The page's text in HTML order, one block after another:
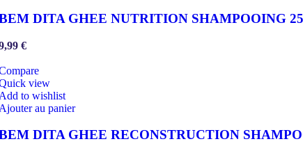
DITA GHEE NUTRITION SHAMPOOING
€
view
to wishlist
au panier
DITA GHEE RECONSTRUCTION